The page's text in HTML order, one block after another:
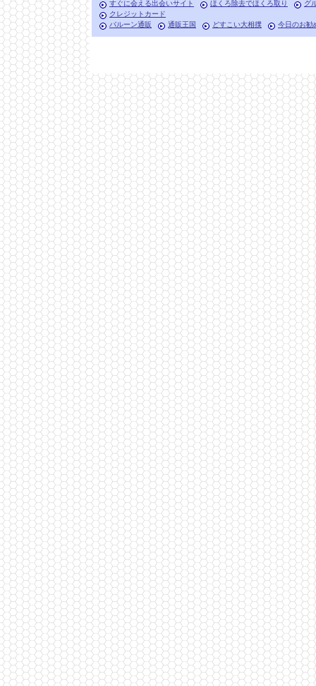
すぐに会える出会いサイト ほくろ除去でほくろ取り
グ
クレジットカード
バルーン通販
通販王国 どすこい大相撲 今日のお勧